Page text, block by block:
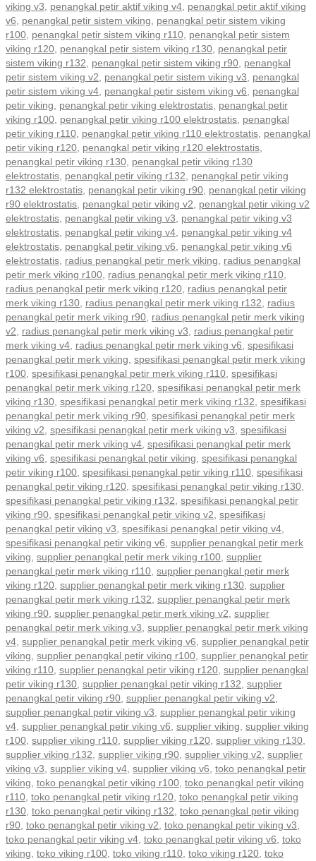
viking v3, penangkal petir aktif viking v4, penangkal petir aktif viking
v6, penangkal petir sistem viking, penangkal petir sistem viking
r100, penangkal petir sistem viking r110, penangkal petir sistem
viking r120, penangkal petir sistem viking r130, penangkal petir
sistem viking r132, penangkal petir sistem viking r90, penangkal
petir sistem viking v2, penangkal petir sistem viking v3, penangkal
petir sistem viking v4, penangkal petir sistem viking v6, penangkal
petir viking, penangkal petir viking elektrostatis, penangkal petir
viking r100, penangkal petir viking r100 elektrostatis, penangkal
petir viking r110, penangkal petir viking r110 elektrostatis, penangkal
petir viking r120, penangkal petir viking r120 elektrostatis,
penangkal petir viking r130, penangkal petir viking r130
elektrostatis, penangkal petir viking r132, penangkal petir viking
r132 elektrostatis, penangkal petir viking r90, penangkal petir viking
r90 elektrostatis, penangkal petir viking v2, penangkal petir viking v2
elektrostatis, penangkal petir viking v3, penangkal petir viking v3
elektrostatis, penangkal petir viking v4, penangkal petir viking v4
elektrostatis, penangkal petir viking v6, penangkal petir viking v6
elektrostatis, radius penangkal petir merk viking, radius penangkal
petir merk viking r100, radius penangkal petir merk viking r110,
radius penangkal petir merk viking r120, radius penangkal petir
merk viking r130, radius penangkal petir merk viking r132, radius
penangkal petir merk viking r90, radius penangkal petir merk viking
v2, radius penangkal petir merk viking v3, radius penangkal petir
merk viking v4, radius penangkal petir merk viking v6, spesifikasi
penangkal petir merk viking, spesifikasi penangkal petir merk viking
r100, spesifikasi penangkal petir merk viking r110, spesifikasi
penangkal petir merk viking r120, spesifikasi penangkal petir merk
viking r130, spesifikasi penangkal petir merk viking r132, spesifikasi
penangkal petir merk viking r90, spesifikasi penangkal petir merk
viking v2, spesifikasi penangkal petir merk viking v3, spesifikasi
penangkal petir merk viking v4, spesifikasi penangkal petir merk
viking v6, spesifikasi penangkal petir viking, spesifikasi penangkal
petir viking r100, spesifikasi penangkal petir viking r110, spesifikasi
penangkal petir viking r120, spesifikasi penangkal petir viking r130,
spesifikasi penangkal petir viking r132, spesifikasi penangkal petir
viking r90, spesifikasi penangkal petir viking v2, spesifikasi
penangkal petir viking v3, spesifikasi penangkal petir viking v4,
spesifikasi penangkal petir viking v6, supplier penangkal petir merk
viking, supplier penangkal petir merk viking r100, supplier
penangkal petir merk viking r110, supplier penangkal petir merk
viking r120, supplier penangkal petir merk viking r130, supplier
penangkal petir merk viking r132, supplier penangkal petir merk
viking r90, supplier penangkal petir merk viking v2, supplier
penangkal petir merk viking v3, supplier penangkal petir merk viking
v4, supplier penangkal petir merk viking v6, supplier penangkal petir
viking, supplier penangkal petir viking r100, supplier penangkal petir
viking r110, supplier penangkal petir viking r120, supplier penangkal
petir viking r130, supplier penangkal petir viking r132, supplier
penangkal petir viking r90, supplier penangkal petir viking v2,
supplier penangkal petir viking v3, supplier penangkal petir viking
v4, supplier penangkal petir viking v6, supplier viking, supplier viking
r100, supplier viking r110, supplier viking r120, supplier viking r130,
supplier viking r132, supplier viking r90, supplier viking v2, supplier
viking v3, supplier viking v4, supplier viking v6, toko penangkal petir
viking, toko penangkal petir viking r100, toko penangkal petir viking
r110, toko penangkal petir viking r120, toko penangkal petir viking
r130, toko penangkal petir viking r132, toko penangkal petir viking
r90, toko penangkal petir viking v2, toko penangkal petir viking v3,
toko penangkal petir viking v4, toko penangkal petir viking v6, toko
viking, toko viking r100, toko viking r110, toko viking r120, toko